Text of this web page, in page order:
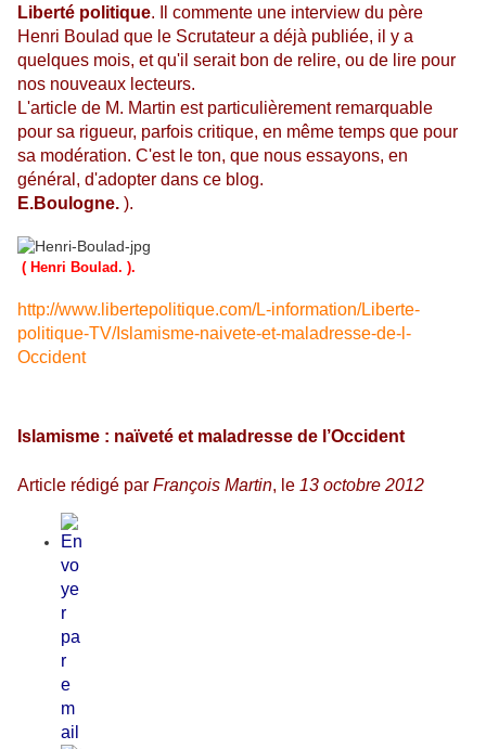
Liberté politique. Il commente une interview du père
Henri Boulad que le Scrutateur a déjà publiée, il y a
quelques mois, et qu'il serait bon de relire, ou de lire pour
nos nouveaux lecteurs.
L'article de M. Martin est particulièrement remarquable
pour sa rigueur, parfois critique, en même temps que pour
sa modération. C'est le ton, que nous essayons, en
général, d'adopter dans ce blog.
E.Boulogne. ).
( Henri Boulad. ).
http://www.libertepolitique.com/L-information/Liberte-
politique-TV/Islamisme-naivete-et-maladresse-de-l-
Occident
Islamisme : naïveté et maladresse de l’Occident
Article rédigé par François Martin, le 13 octobre 2012